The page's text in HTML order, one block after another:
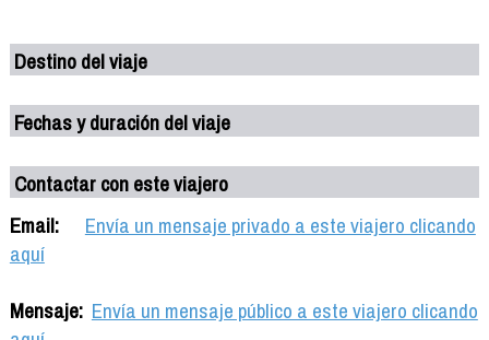
Destino del viaje
Fechas y duración del viaje
Contactar con este viajero
Email:
Envía un mensaje privado a este viajero clicando
aquí
Mensaje: Envía un mensaje público a este viajero clicando